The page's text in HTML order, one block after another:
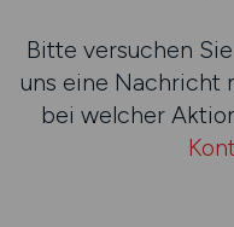
Bitte versuchen
uns eine Nachricht
bei welcher